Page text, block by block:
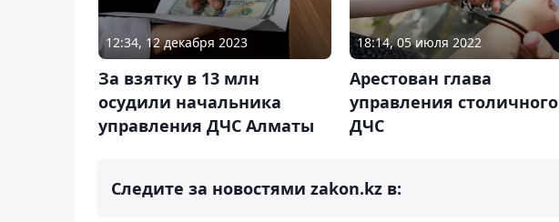
12:34, 12 декабря 2023
За взятку в 13 млн
осудили начальника
управления ДЧС Алматы
18:14, 05 июля 2022
Арестован глава
управления столичного
ДЧС
Следите за новостями zakon.kz в: